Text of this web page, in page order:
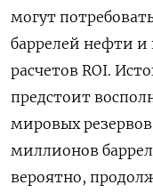
могут
баррелей нефти и
расчетов ROI.
предстоит
мировых
миллионов
вероятно,